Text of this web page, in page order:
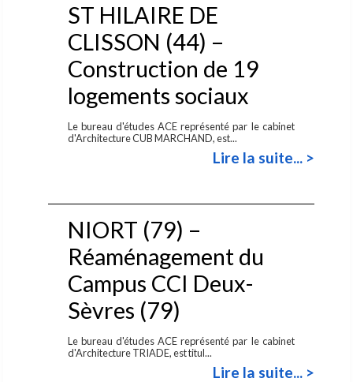
ST HILAIRE DE
CLISSON (44) –
Construction de 19
logements sociaux
Le bureau d'études ACE représenté par le cabinet
d'Architecture CUB MARCHAND, est...
Lire la suite... >
NIORT (79) –
Réaménagement du
Campus CCI Deux-
Sèvres (79)
Le bureau d'études ACE représenté par le cabinet
d'Architecture TRIADE, est titul...
Lire la suite... >